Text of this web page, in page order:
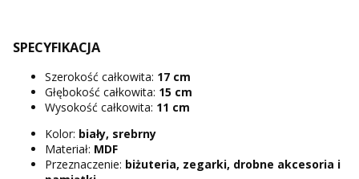
SPECYFIKACJA
Szerokość całkowita: 17 cm
Głębokość całkowita: 15 cm
Wysokość całkowita: 11 cm
Kolor: biały, srebrny
Materiał: MDF
Przeznaczenie: biżuteria, zegarki, drobne akcesoria i